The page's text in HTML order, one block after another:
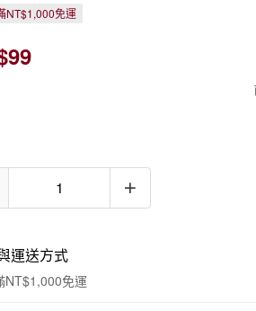
NT$1,000免運
運送方式
NT$1,000免運